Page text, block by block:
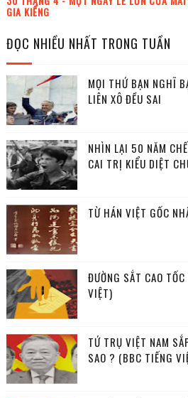
GIA KIỂNG
ĐỌC NHIỀU NHẤT TRONG TUẦN
MỌI THỨ BẠN NGHĨ
LIÊN XÔ ĐỀU SAI
NHÌN LẠI 50 NĂM
CAI TRỊ KIỂU DIỆT
TỪ HÁN VIỆT GỐC
ĐƯỜNG SẮT CAO
VIỆT)
TỨ TRỤ VIỆT NAM
SAO ? (BBC TIẾNG